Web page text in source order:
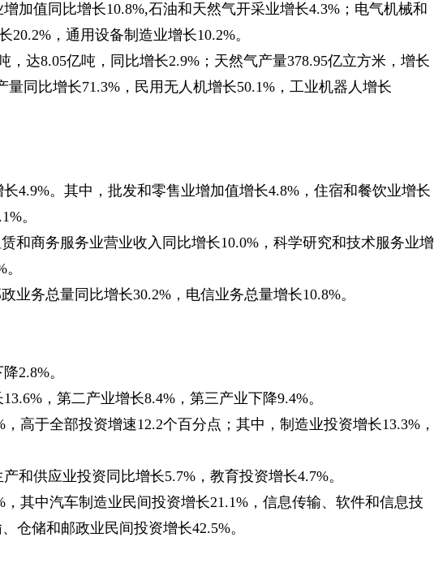
加值同比增长10.8%,石油和天然气开采业增长4.3%；电气机械和
，通用设备制造业增长10.2%。
，达8.05亿吨，同比增长2.9%；天然气产量378.95亿立方米，增长
同比增长71.3%，民用无人机增长50.1%，工业机器人增长
4.9%。其中，批发和零售业增加值增长4.8%，住宿和餐饮业增长
。
和商务服务业营业收入同比增长10.0%，科学研究和技术服务业增
业务总量同比增长30.2%，电信业务总量增长10.8%。
2.8%。
，第二产业增长8.4%，第三产业下降9.4%。
高于全部投资增速12.2个百分点；其中，制造业投资增长13.3%，
和供应业投资同比增长5.7%，教育投资增长4.7%。
其中汽车制造业民间投资增长21.1%，信息传输、软件和信息技
仓储和邮政业民间投资增长42.5%。